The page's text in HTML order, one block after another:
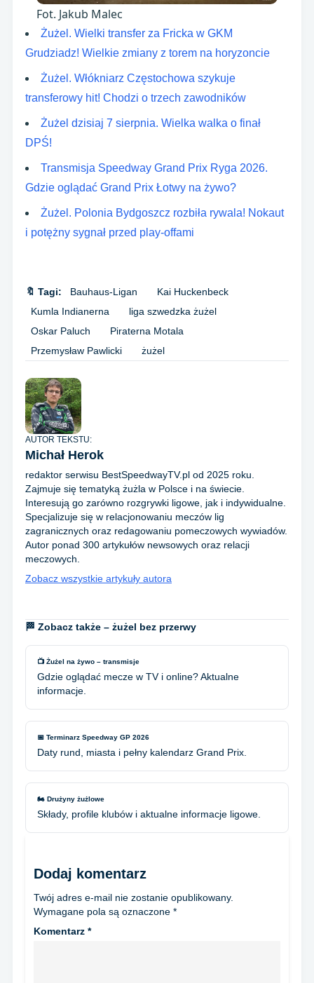
Fot. Jakub Malec
Żużel. Wielki transfer za Fricka w GKM
Grudziadz! Wielkie zmiany z torem na horyzoncie
Żużel. Włókniarz Częstochowa szykuje
transferowy hit! Chodzi o trzech zawodników
Żużel dzisiaj 7 sierpnia. Wielka walka o finał
DPŚ!
Transmisja Speedway Grand Prix Ryga 2026.
Gdzie oglądać Grand Prix Łotwy na żywo?
Żużel. Polonia Bydgoszcz rozbiła rywala! Nokaut
i potężny sygnał przed play-offami
🔖 Tagi: Bauhaus-Ligan
Kai Huckenbeck
Kumla Indianerna
liga szwedzka żużel
Oskar Paluch
Piraterna Motala
Przemysław Pawlicki
żużel
AUTOR TEKSTU:
Michał Herok
redaktor serwisu BestSpeedwayTV.pl od 2025 roku.
Zajmuje się tematyką żużla w Polsce i na świecie.
Interesują go zarówno rozgrywki ligowe, jak i indywidualne.
Specjalizuje się w relacjonowaniu meczów lig
zagranicznych oraz redagowaniu pomeczowych wywiadów.
Autor ponad 300 artykułów newsowych oraz relacji
meczowych.
Zobacz wszystkie artykuły autora
🏁 Zobacz także – żużel bez przerwy
📺 Żużel na żywo – transmisje
Gdzie oglądać mecze w TV i online? Aktualne
informacje.
📅 Terminarz Speedway GP 2026
Daty rund, miasta i pełny kalendarz Grand Prix.
🏍️ Drużyny żużlowe
Składy, profile klubów i aktualne informacje ligowe.
Dodaj komentarz
Twój adres e-mail nie zostanie opublikowany.
Wymagane pola są oznaczone *
Komentarz *